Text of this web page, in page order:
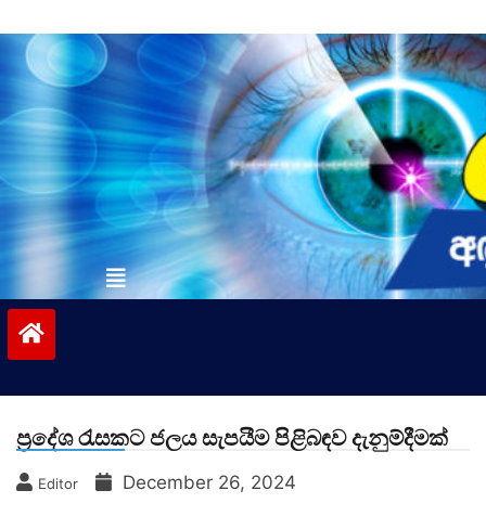
to
contentvinivida.lk
ප්‍රදේශ රැසකට ජලය සැපයීම පිළිබඳව දැනුම්දීමක්
Editor December 26, 2024